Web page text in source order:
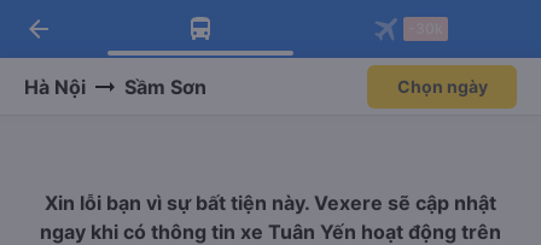
Tải app Vexere ngay!
Nhận ưu đãi thành viên độc
Mở app
Tải app Vexere
-30k/ghế khi đặt vé máy bay qua
Mở app
arrow_back
Hà Nội Sầm Sơn Chọn ngày
Xin lỗi bạn vì sự bất tiện này. Vexere sẽ cập nhật
ngay khi có thông tin xe Tuân Yến hoạt động trên